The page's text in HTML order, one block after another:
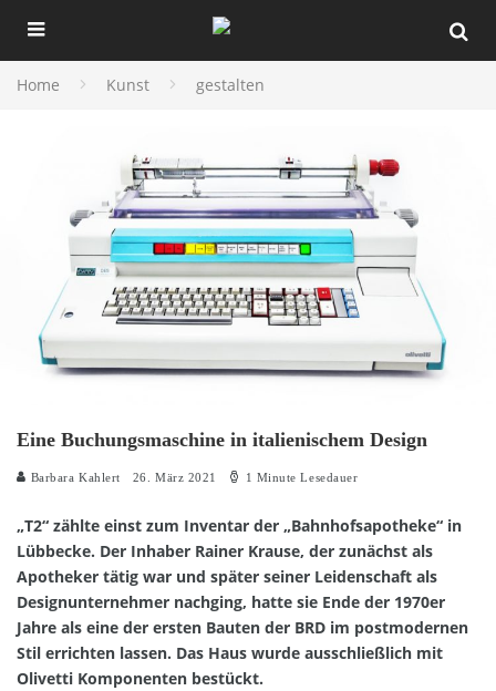
Home Kunst gestalten
Eine Buchungsmaschine in italienischem Design
Barbara Kahlert 26. März 2021 1 Minute Lesedauer
„T2“ zählte einst zum Inventar der „Bahnhofsapotheke“ in
Lübbecke. Der Inhaber Rainer Krause, der zunächst als
Apotheker tätig war und später seiner Leidenschaft als
Designunternehmer nachging, hatte sie Ende der 1970er
Jahre als eine der ersten Bauten der BRD im postmodernen
Stil errichten lassen. Das Haus wurde ausschließlich mit
Olivetti Komponenten bestückt.